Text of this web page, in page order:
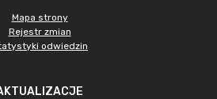
Mapa strony
Rejestr zmian
odwiedzin